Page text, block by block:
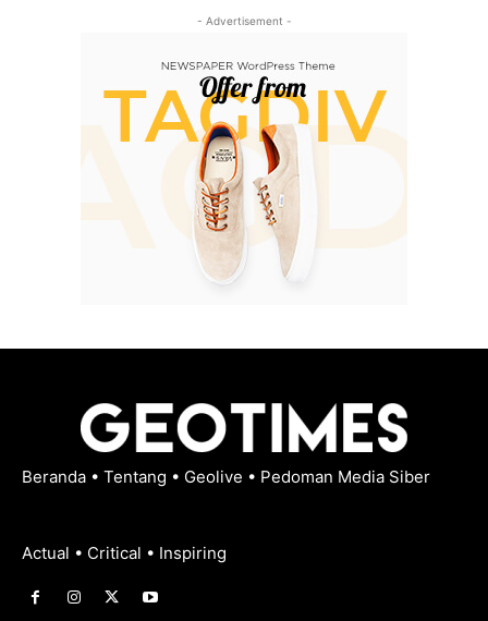
- Advertisement -
Beranda • Tentang • Geolive • Pedoman Media Siber
Actual • Critical • Inspiring